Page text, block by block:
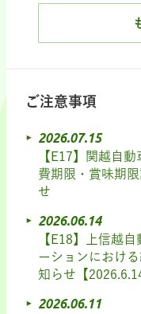
ご注意事項
2026.07.15
【E17】関越自
費期限・賞味期
せ
2026.06.14
【E18】上信越
ーションにおけ
知らせ【
2026.06.11